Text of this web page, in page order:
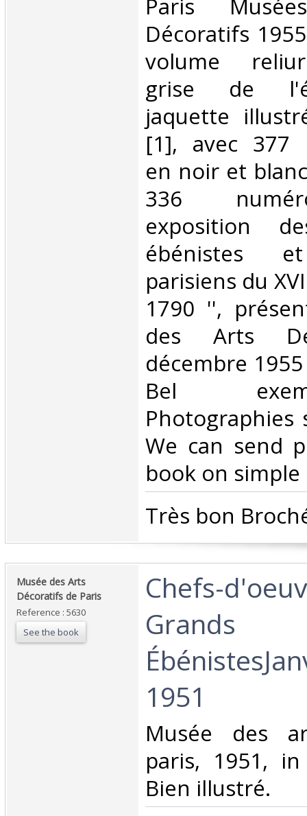
‎Paris
Décoratifs
volume
grise de
jaquette
[1], avec 377
en noir et
336
exposition
ébénistes
parisiens du
1790 '',
des Arts
décembre
Bel
Photographies
We can send
book on simple
‎Très bon
‎Musée des Arts
Décoratifs de Paris‎
Reference : 5630
See the book
‎Chefs-
Grands
1951‎
‎Musée des
paris, 1951,
Bien illustré.‎